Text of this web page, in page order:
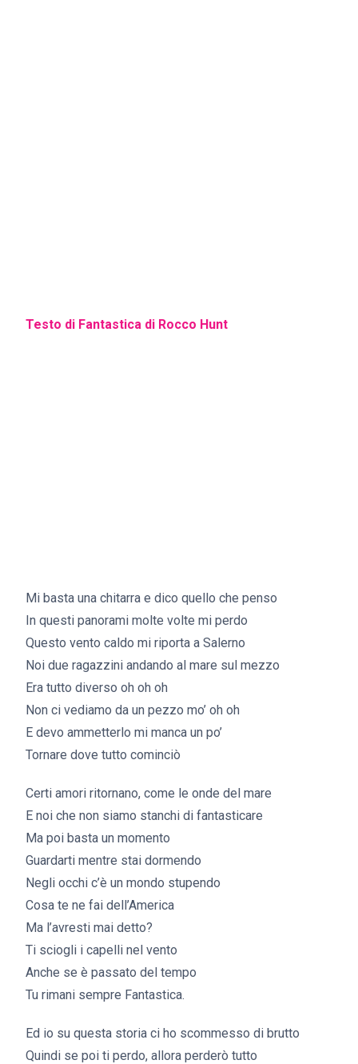
Testo di Fantastica di Rocco Hunt
Mi basta una chitarra e dico quello che penso
In questi panorami molte volte mi perdo
Questo vento caldo mi riporta a Salerno
Noi due ragazzini andando al mare sul mezzo
Era tutto diverso oh oh oh
Non ci vediamo da un pezzo mo’ oh oh
E devo ammetterlo mi manca un po’
Tornare dove tutto cominciò
Certi amori ritornano, come le onde del mare
E noi che non siamo stanchi di fantasticare
Ma poi basta un momento
Guardarti mentre stai dormendo
Negli occhi c’è un mondo stupendo
Cosa te ne fai dell’America
Ma l’avresti mai detto?
Ti sciogli i capelli nel vento
Anche se è passato del tempo
Tu rimani sempre Fantastica.
Ed io su questa storia ci ho scommesso di brutto
Quindi se poi ti perdo, allora perderò tutto